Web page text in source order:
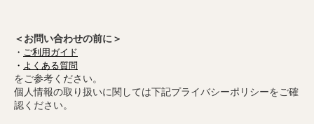
＜お問い合わせの前に＞
・ ご利用ガイド
・ よくある質問
をご参考ください。
個人情報の取り扱いに関しては下記プライバシーポリシーをご確
認ください。